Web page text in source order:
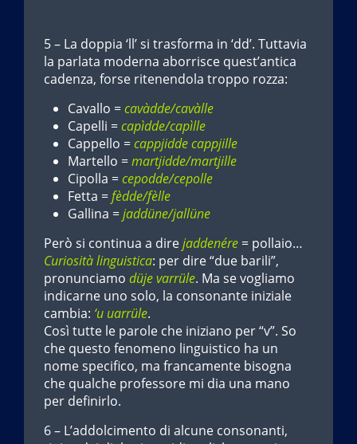
5 – La doppia ‘ll’ si trasforma in ‘dd’. Tuttavia
la parlata moderna aborrisce quest’antica
cadenza, forse ritenendola troppo rozza:
Cavallo =cavàdde/cavàlle
Capelli =capìdde/capìlle
Cappello =cappjidde cappjille
Martello =martjidde/martjille
Cipolla =cepodde/cepolle
Fetta =fèdde/fèlle
Gallina =jaddüne/jallüne
Però si continua a direjaddenére = pollaio…
Curiosità linguistica: per dire “due barili”,
pronunciamo düje varrüle. Ma se vogliamo
indicarne uno solo, la consonante iniziale
cambia: ‘u uarrüle.
Così tutte le parole che iniziano per “v”. So
che questo fenomeno linguistico ha un
nome specifico, ma francamente bisogna
che qualche professore mi dia una mano
per definirlo.
6 – L’addolcimento di alcune consonanti,